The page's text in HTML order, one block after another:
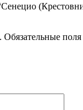
Обязательные поля